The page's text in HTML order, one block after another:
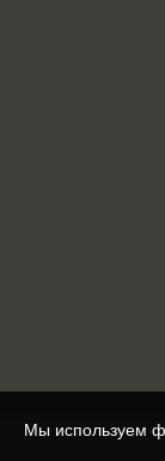
Мы используем